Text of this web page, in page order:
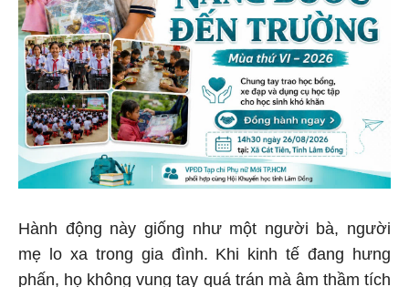
Hành động này giống như một người bà, người
mẹ lo xa trong gia đình. Khi kinh tế đang hưng
phấn, họ không vung tay quá trán mà âm thầm tích